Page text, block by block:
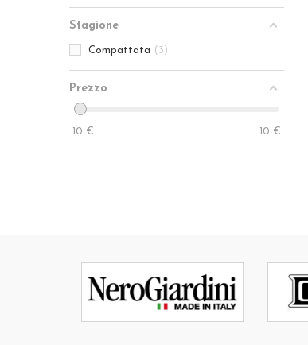
Stagione
Compattata 3
Prezzo
10 € 10 €